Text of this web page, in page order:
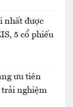
nhất được
5 cổ phiếu
ưu tiên
trải nghiệm